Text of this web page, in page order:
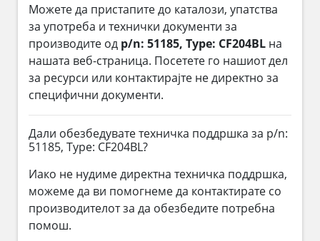
Можете да пристапите до каталози, упатства
за употреба и технички документи за
производите од p/n: 51185, Type: CF204BL на
нашата веб-страница. Посетете го нашиот дел
за ресурси или контактирајте не директно за
специфични документи.
Дали обезбедувате техничка поддршка за p/n:
51185, Type: CF204BL?
Иако не нудиме директна техничка поддршка,
можеме да ви помогнеме да контактирате со
производителот за да обезбедите потребна
помош.